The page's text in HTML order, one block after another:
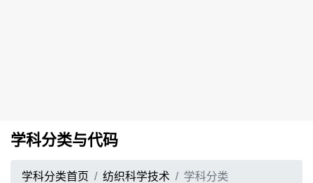
学科分类与代码
学科分类首页 纺织科学技术 学科分类